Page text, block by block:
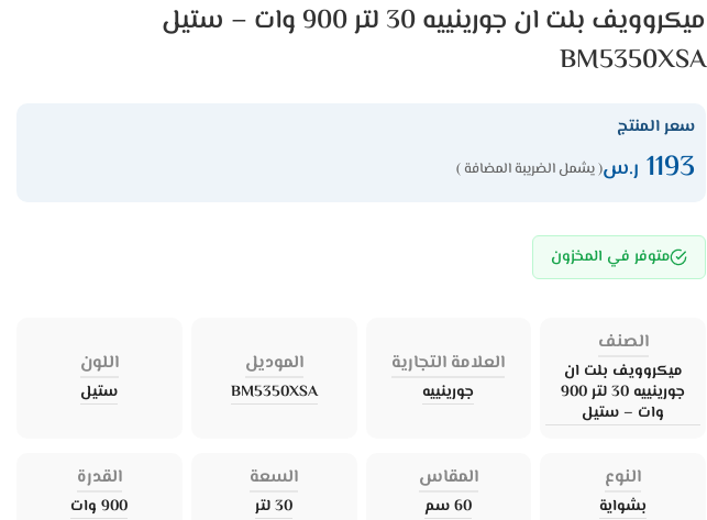
ميكروويف بلت ان جورينييه 30 لتر 900 وات – ستيل
BM5350XSA
سعر المنتج
1193 ر.س( يشمل الضريبة المضافة )
متوفر في المخزون
الصنف
ميكروويف بلت ان
جورينييه 30 لتر 900
وات – ستيل
العلامة التجارية
جورينييه
الموديل
BM5350XSA
اللون
ستيل
النوع
بشواية
المقاس
60 سم
السعة
30 لتر
القدرة
900 وات